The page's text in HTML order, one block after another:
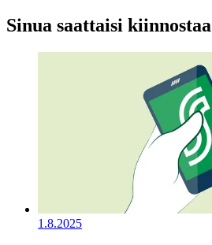
Sinua saattaisi kiinnostaa
1.8.2025